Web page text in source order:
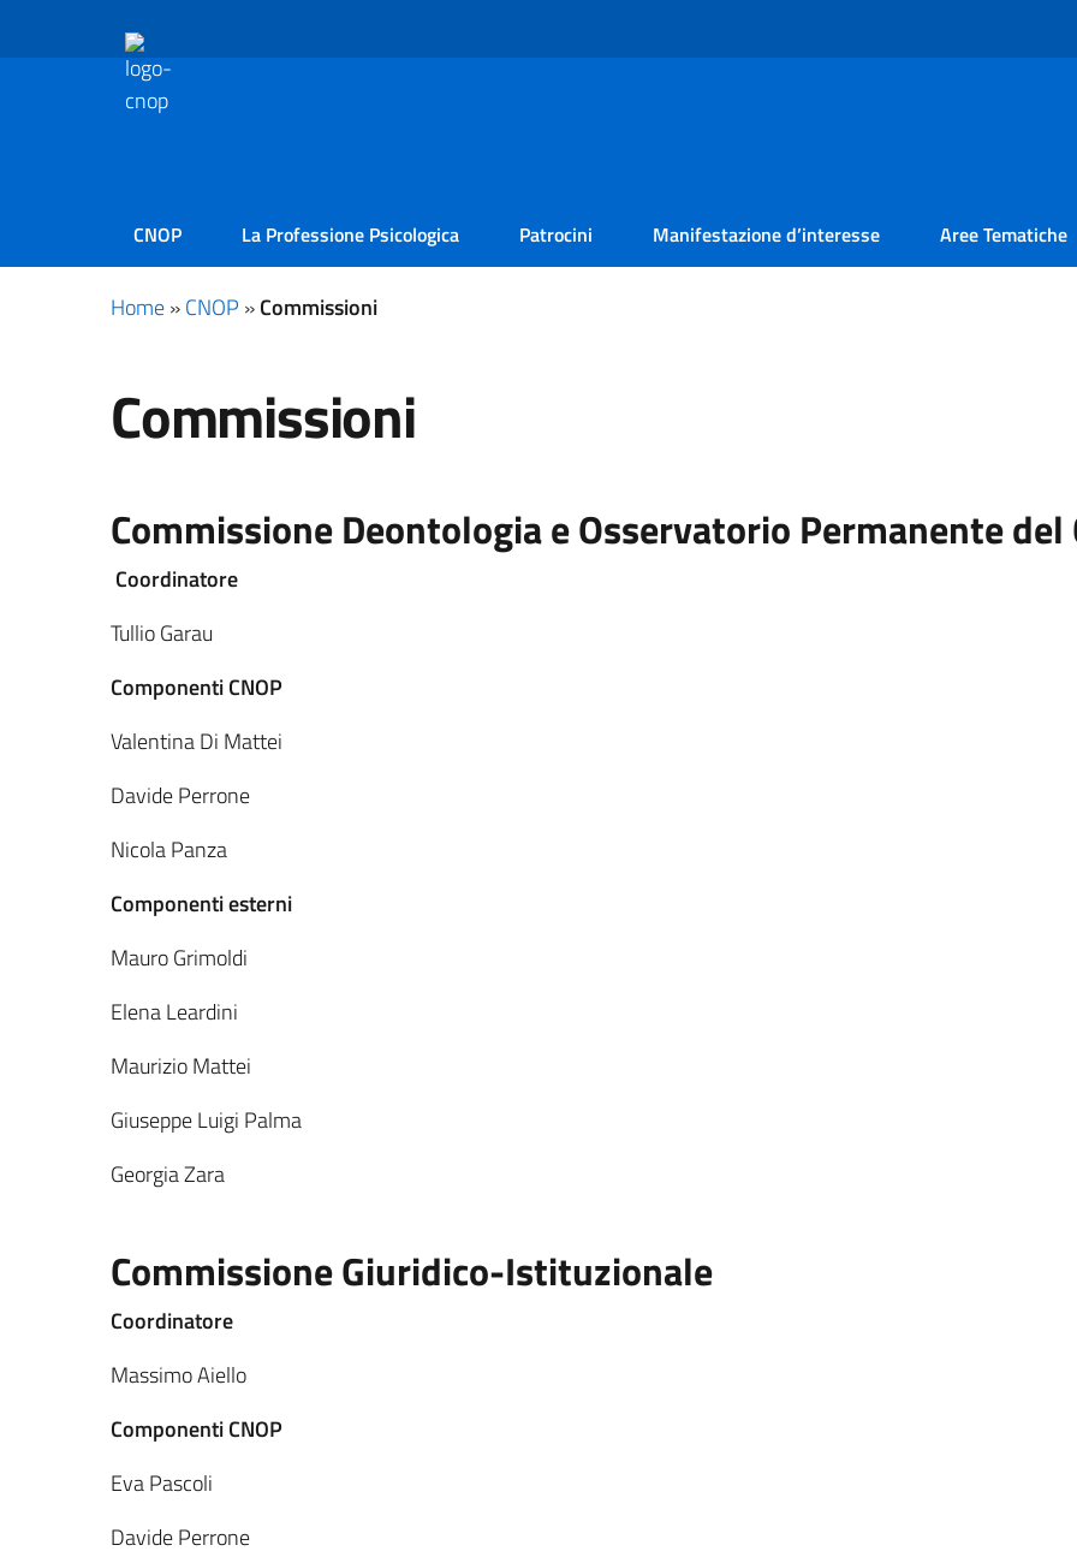
CNOP La Professione Psicologica Patrocini Manifestazione d’interesse Aree Tematiche
Home»CNOP »Commissioni
Commissioni
Commissione Deontologia e Osservatorio Permanente del
Coordinatore
Tullio Garau
Componenti CNOP
Valentina Di Mattei
Davide Perrone
Nicola Panza
Componenti esterni
Mauro Grimoldi
Elena Leardini
Maurizio Mattei
Giuseppe Luigi Palma
Georgia Zara
Commissione Giuridico-Istituzionale
Coordinatore
Massimo Aiello
Componenti CNOP
Eva Pascoli
Davide Perrone